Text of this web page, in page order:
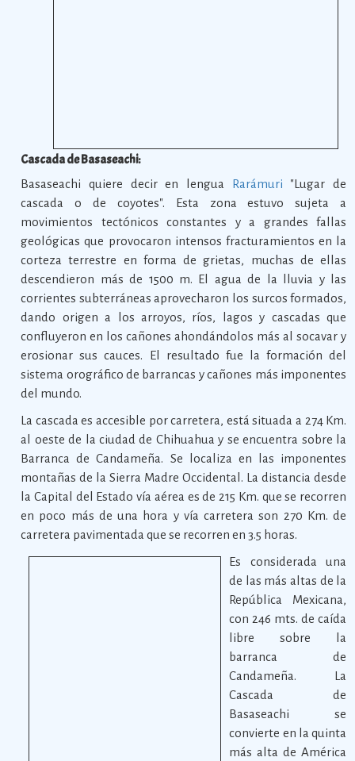
Cascada de Basaseachi:
Basaseachi quiere decir en lengua Rarámuri "Lugar de
cascada o de coyotes". Esta zona estuvo sujeta a
movimientos tectónicos constantes y a grandes fallas
geológicas que provocaron intensos fracturamientos en la
corteza terrestre en forma de grietas, muchas de ellas
descendieron más de 1500 m. El agua de la lluvia y las
corrientes subterráneas aprovecharon los surcos formados,
dando origen a los arroyos, ríos, lagos y cascadas que
confluyeron en los cañones ahondándolos más al socavar y
erosionar sus cauces. El resultado fue la formación del
sistema orográfico de barrancas y cañones más imponentes
del mundo.
La cascada es accesible por carretera, está situada a 274 Km.
al oeste de la ciudad de Chihuahua y se encuentra sobre la
Barranca de Candameña. Se localiza en las imponentes
montañas de la Sierra Madre Occidental. La distancia desde
la Capital del Estado vía aérea es de 215 Km. que se recorren
en poco más de una hora y vía carretera son 270 Km. de
carretera pavimentada que se recorren en 3.5 horas.
Es considerada una
de las más altas de la
República Mexicana,
con 246 mts. de caída
libre sobre la
barranca de
Candameña. La
Cascada de
Basaseachi se
convierte en la quinta
más alta de América